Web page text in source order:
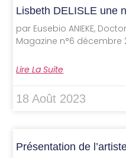
Lisbeth DELISLE une
par Eusebio ANIEKE,
Magazine n°6 décembre
Lire La Suite
18 Août 2023
Présentation de